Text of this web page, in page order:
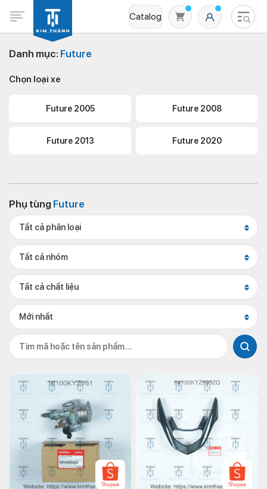
Catalog
Danh mục: Future
Chọn loại xe
Future 2005 Future 2008
Future 2013 Future 2020
Phụ tùng Future
Tất cả phân loại
Tất cả nhóm
Tất cả chất liệu
Mới nhất